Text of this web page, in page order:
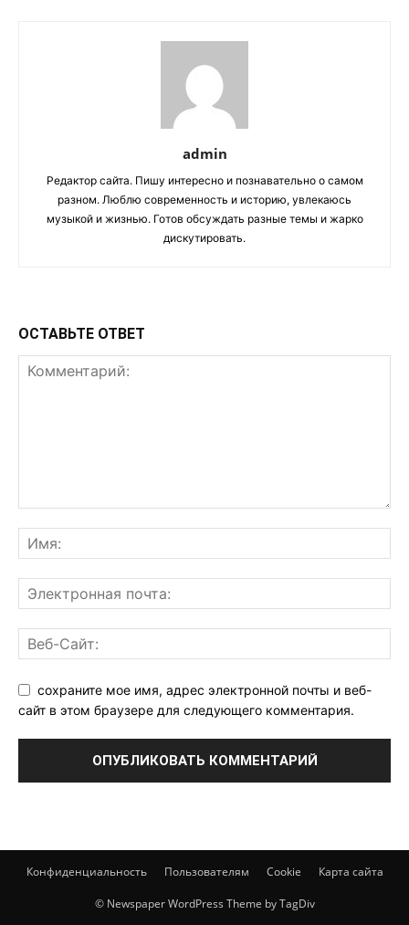
admin
Редактор сайта. Пишу интересно и познавательно о самом
разном. Люблю современность и историю, увлекаюсь
музыкой и жизнью. Готов обсуждать разные темы и жарко
дискутировать.
ОСТАВЬТЕ ОТВЕТ
сохраните мое имя, адрес электронной почты и веб-
сайт в этом браузере для следующего комментария.
Конфиденциальность Пользователям Cookie Карта сайта
© Newspaper WordPress Theme by TagDiv